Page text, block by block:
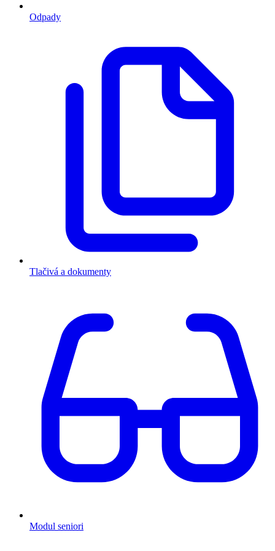
Odpady
Tlačivá a dokumenty
Modul seniori